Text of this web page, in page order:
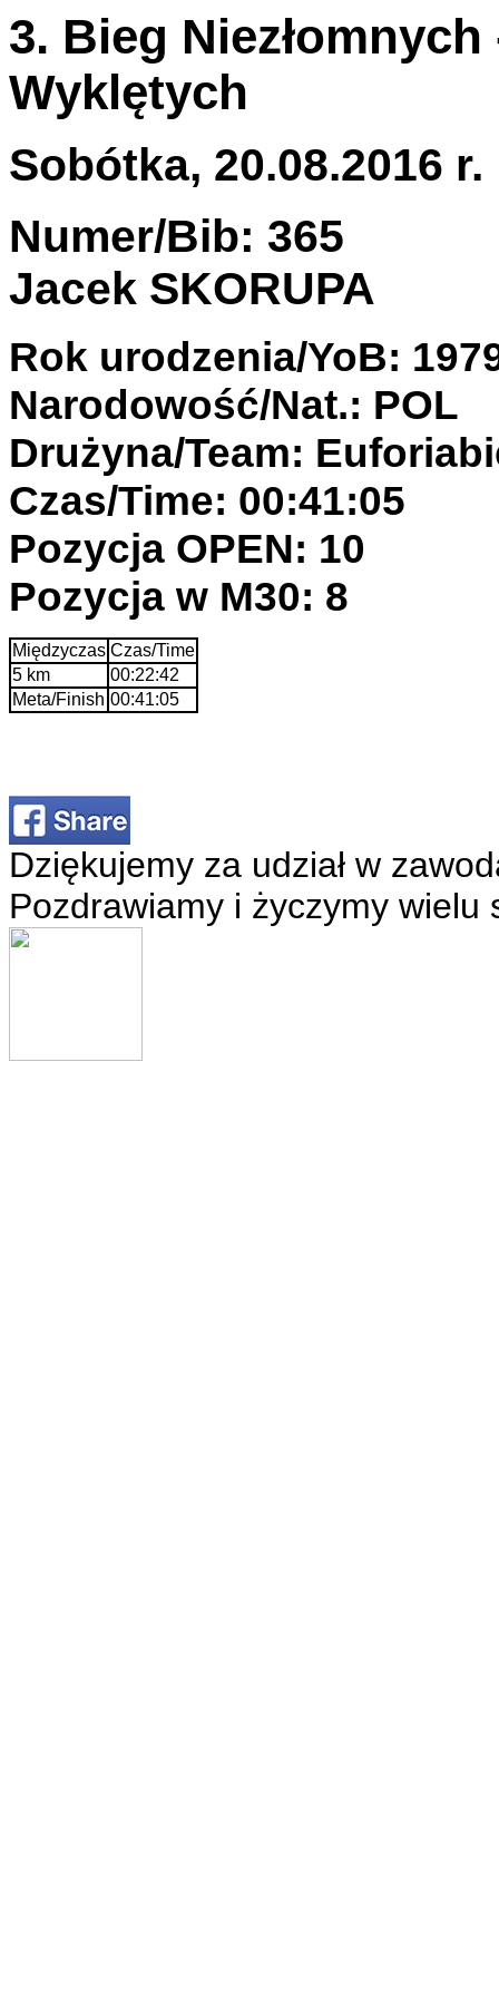
3. Bieg
Wyklętych
Sobótka, 20.08.2016 r.
Numer/Bib: 365
Jacek SKORUPA
Rok urodzenia/YoB:
Narodowość/Nat.: POL
Drużyna/Team:
Czas/Time: 00:41:05
Pozycja OPEN: 10
Pozycja w M30: 8
Międzyczas Czas/Time
5 km
00:22:42
Meta/Finish 00:41:05
Dziękujemy za udział w
Pozdrawiamy i życzymy wielu